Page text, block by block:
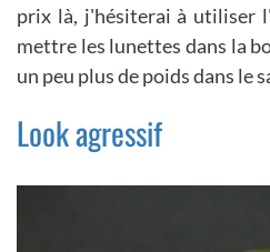
prix là, j'hésiterai à utiliser
mettre les lunettes dans la
un peu plus de poids dans le
Look agressif